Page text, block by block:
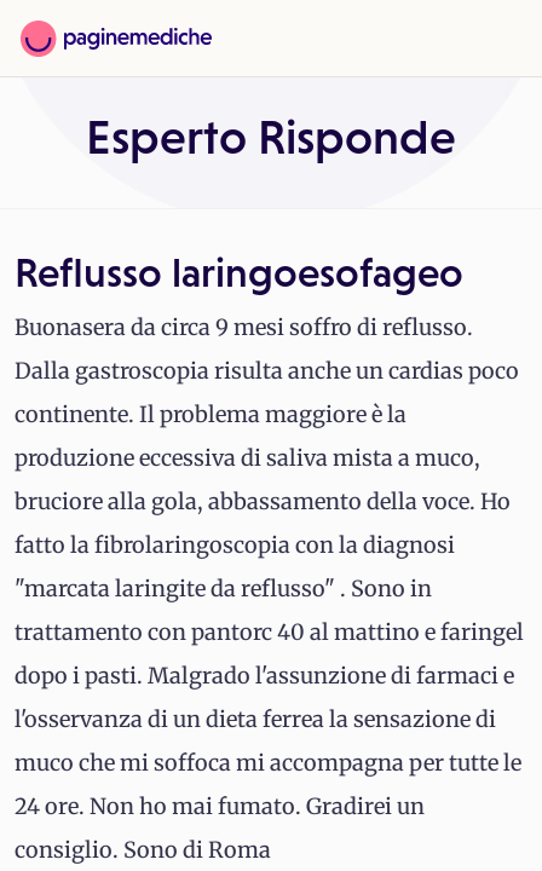
Esperto Risponde
Reflusso laringoesofageo
Buonasera da circa 9 mesi soffro di reflusso.
Dalla gastroscopia risulta anche un cardias poco
continente. Il problema maggiore è la
produzione eccessiva di saliva mista a muco,
bruciore alla gola, abbassamento della voce. Ho
fatto la fibrolaringoscopia con la diagnosi
"marcata laringite da reflusso" . Sono in
trattamento con pantorc 40 al mattino e faringel
dopo i pasti. Malgrado l'assunzione di farmaci e
l'osservanza di un dieta ferrea la sensazione di
muco che mi soffoca mi accompagna per tutte le
24 ore. Non ho mai fumato. Gradirei un
consiglio. Sono di Roma